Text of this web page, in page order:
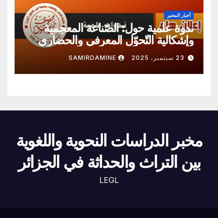
أخبار المخبر
ندوة علمية حول: الصّناعة المعجمية
وإشكالية التّحوّل المعرفي والحضاري
23 سبتمبر، 2025 SAMIRDAMINE
مخبر الدراسات النحوية واللغوية
بين التراث والحداثة في الجزائر
LEGL